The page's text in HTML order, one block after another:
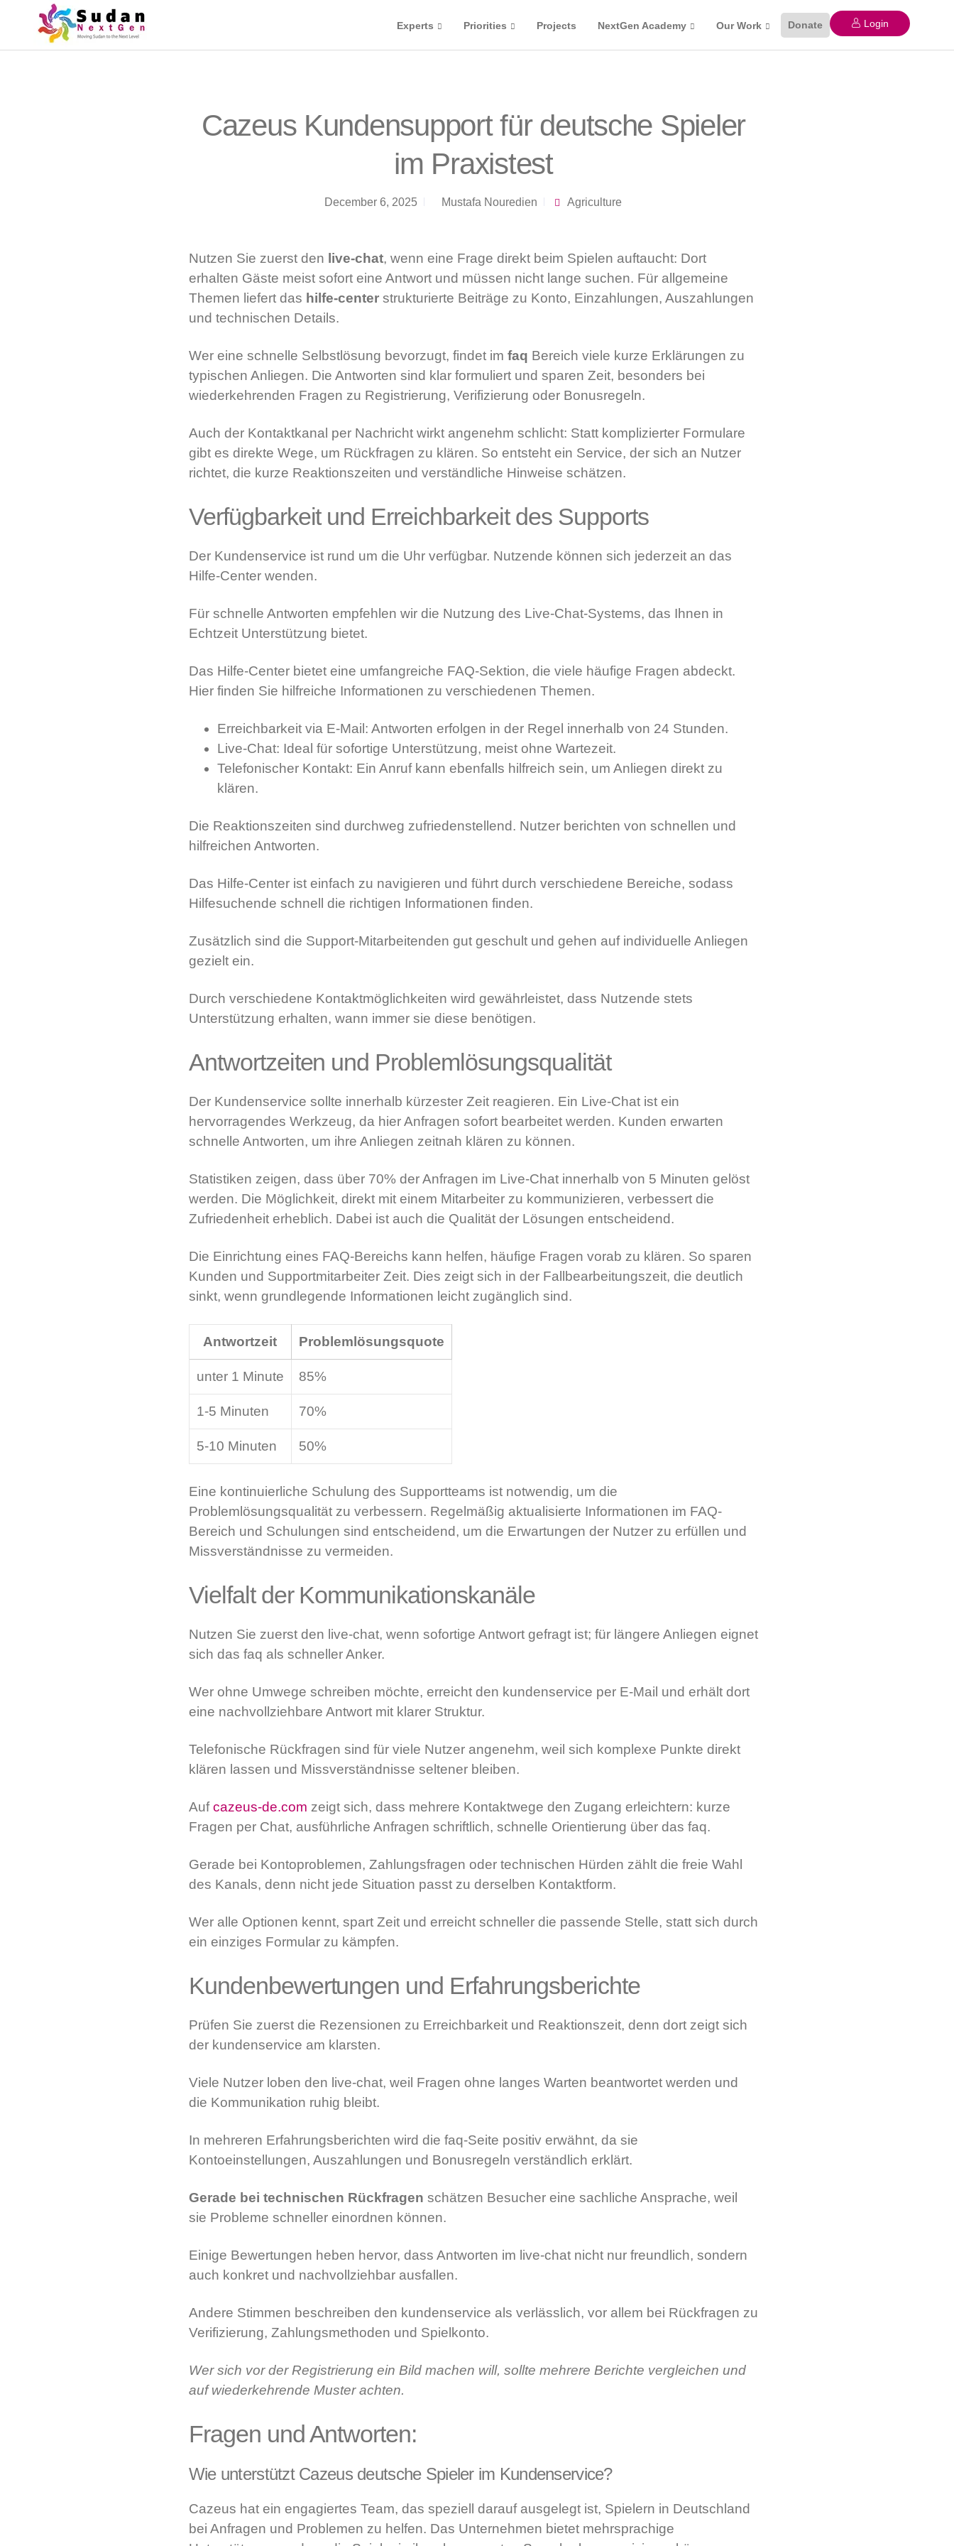
Experts Priorities Projects NextGen Academy Our Work Donate Login
Cazeus Kundensupport für deutsche Spieler
im Praxistest
December 6, 2025 Mustafa Nouredien Agriculture
Nutzen Sie zuerst den live-chat, wenn eine Frage direkt beim Spielen auftaucht: Dort
erhalten Gäste meist sofort eine Antwort und müssen nicht lange suchen. Für allgemeine
Themen liefert das hilfe-centerstrukturierte Beiträge zu Konto, Einzahlungen, Auszahlungen
und technischen Details.
Wer eine schnelle Selbstlösung bevorzugt, findet im faq Bereich viele kurze Erklärungen zu
typischen Anliegen. Die Antworten sind klar formuliert und sparen Zeit, besonders bei
wiederkehrenden Fragen zu Registrierung, Verifizierung oder Bonusregeln.
Auch der Kontaktkanal per Nachricht wirkt angenehm schlicht: Statt komplizierter Formulare
gibt es direkte Wege, um Rückfragen zu klären. So entsteht ein Service, der sich an Nutzer
richtet, die kurze Reaktionszeiten und verständliche Hinweise schätzen.
Verfügbarkeit und Erreichbarkeit des Supports
Der Kundenservice ist rund um die Uhr verfügbar. Nutzende können sich jederzeit an das
Hilfe-Center wenden.
Für schnelle Antworten empfehlen wir die Nutzung des Live-Chat-Systems, das Ihnen in
Echtzeit Unterstützung bietet.
Das Hilfe-Center bietet eine umfangreiche FAQ-Sektion, die viele häufige Fragen abdeckt.
Hier finden Sie hilfreiche Informationen zu verschiedenen Themen.
Erreichbarkeit via E-Mail: Antworten erfolgen in der Regel innerhalb von 24 Stunden.
Live-Chat: Ideal für sofortige Unterstützung, meist ohne Wartezeit.
Telefonischer Kontakt: Ein Anruf kann ebenfalls hilfreich sein, um Anliegen direkt zu
klären.
Die Reaktionszeiten sind durchweg zufriedenstellend. Nutzer berichten von schnellen und
hilfreichen Antworten.
Das Hilfe-Center ist einfach zu navigieren und führt durch verschiedene Bereiche, sodass
Hilfesuchende schnell die richtigen Informationen finden.
Zusätzlich sind die Support-Mitarbeitenden gut geschult und gehen auf individuelle Anliegen
gezielt ein.
Durch verschiedene Kontaktmöglichkeiten wird gewährleistet, dass Nutzende stets
Unterstützung erhalten, wann immer sie diese benötigen.
Antwortzeiten und Problemlösungsqualität
Der Kundenservice sollte innerhalb kürzester Zeit reagieren. Ein Live-Chat ist ein
hervorragendes Werkzeug, da hier Anfragen sofort bearbeitet werden. Kunden erwarten
schnelle Antworten, um ihre Anliegen zeitnah klären zu können.
Statistiken zeigen, dass über 70% der Anfragen im Live-Chat innerhalb von 5 Minuten gelöst
werden. Die Möglichkeit, direkt mit einem Mitarbeiter zu kommunizieren, verbessert die
Zufriedenheit erheblich. Dabei ist auch die Qualität der Lösungen entscheidend.
Die Einrichtung eines FAQ-Bereichs kann helfen, häufige Fragen vorab zu klären. So sparen
Kunden und Supportmitarbeiter Zeit. Dies zeigt sich in der Fallbearbeitungszeit, die deutlich
sinkt, wenn grundlegende Informationen leicht zugänglich sind.
Antwortzeit Problemlösungsquote
unter 1 Minute 85%
1-5 Minuten 70%
5-10 Minuten 50%
Eine kontinuierliche Schulung des Supportteams ist notwendig, um die
Problemlösungsqualität zu verbessern. Regelmäßig aktualisierte Informationen im FAQ-
Bereich und Schulungen sind entscheidend, um die Erwartungen der Nutzer zu erfüllen und
Missverständnisse zu vermeiden.
Vielfalt der Kommunikationskanäle
Nutzen Sie zuerst den live-chat, wenn sofortige Antwort gefragt ist; für längere Anliegen eignet
sich das faq als schneller Anker.
Wer ohne Umwege schreiben möchte, erreicht den kundenservice per E-Mail und erhält dort
eine nachvollziehbare Antwort mit klarer Struktur.
Telefonische Rückfragen sind für viele Nutzer angenehm, weil sich komplexe Punkte direkt
klären lassen und Missverständnisse seltener bleiben.
Aufcazeus-de.com zeigt sich, dass mehrere Kontaktwege den Zugang erleichtern: kurze
Fragen per Chat, ausführliche Anfragen schriftlich, schnelle Orientierung über das faq.
Gerade bei Kontoproblemen, Zahlungsfragen oder technischen Hürden zählt die freie Wahl
des Kanals, denn nicht jede Situation passt zu derselben Kontaktform.
Wer alle Optionen kennt, spart Zeit und erreicht schneller die passende Stelle, statt sich durch
ein einziges Formular zu kämpfen.
Kundenbewertungen und Erfahrungsberichte
Prüfen Sie zuerst die Rezensionen zu Erreichbarkeit und Reaktionszeit, denn dort zeigt sich
der kundenservice am klarsten.
Viele Nutzer loben den live-chat, weil Fragen ohne langes Warten beantwortet werden und
die Kommunikation ruhig bleibt.
In mehreren Erfahrungsberichten wird die faq-Seite positiv erwähnt, da sie
Kontoeinstellungen, Auszahlungen und Bonusregeln verständlich erklärt.
Gerade bei technischen Rückfragen schätzen Besucher eine sachliche Ansprache, weil
sie Probleme schneller einordnen können.
Einige Bewertungen heben hervor, dass Antworten im live-chat nicht nur freundlich, sondern
auch konkret und nachvollziehbar ausfallen.
Andere Stimmen beschreiben den kundenservice als verlässlich, vor allem bei Rückfragen zu
Verifizierung, Zahlungsmethoden und Spielkonto.
Wer sich vor der Registrierung ein Bild machen will, sollte mehrere Berichte vergleichen und
auf wiederkehrende Muster achten.
Fragen und Antworten:
Wie unterstützt Cazeus deutsche Spieler im Kundenservice?
Cazeus hat ein engagiertes Team, das speziell darauf ausgelegt ist, Spielern in Deutschland
bei Anfragen und Problemen zu helfen. Das Unternehmen bietet mehrsprachige